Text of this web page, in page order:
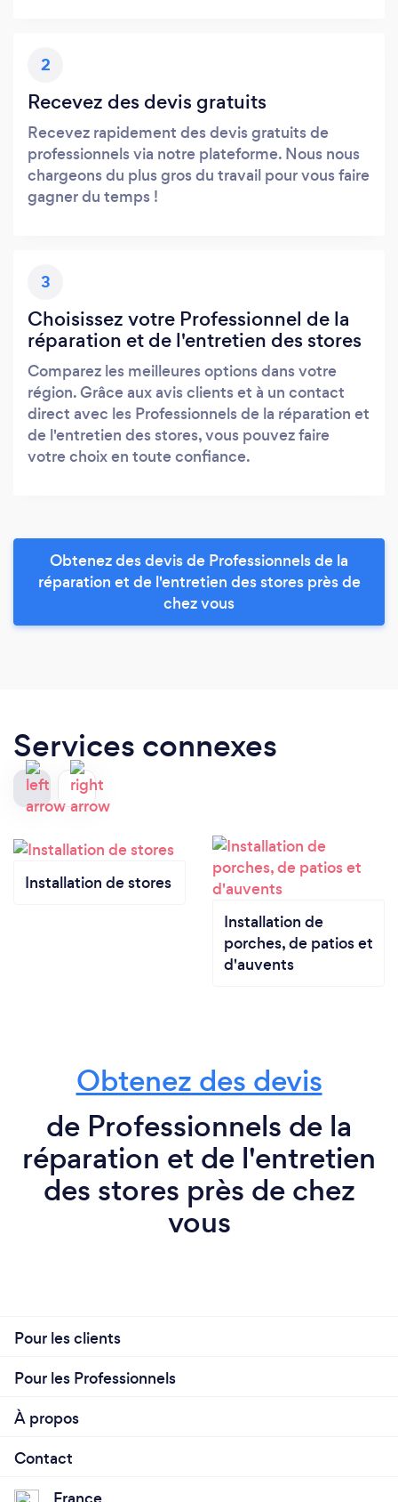
2
Recevez des devis gratuits
Recevez rapidement des devis gratuits de
professionnels via notre plateforme. Nous nous
chargeons du plus gros du travail pour vous faire
gagner du temps !
3
Choisissez votre Professionnel de la
réparation et de l'entretien des stores
Comparez les meilleures options dans votre
région. Grâce aux avis clients et à un contact
direct avec les Professionnels de la réparation et
de l'entretien des stores, vous pouvez faire
votre choix en toute confiance.
Obtenez des devis de Professionnels de la
réparation et de l'entretien des stores près de
chez vous
Services connexes
Installation de stores
Installation de
porches, de patios et
d'auvents
Obtenez des devis
de Professionnels de la
réparation et de l'entretien
des stores près de chez
vous
Pour les clients
Pour les Professionnels
À propos
Contact